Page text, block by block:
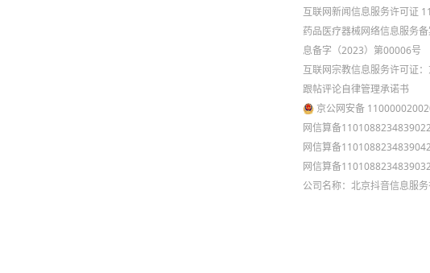
互联网新闻信息服务许可证
药品医疗器械网络信息服务
息备字（2023）第00006号
互联网宗教信息服务许可证
跟帖评论自律管理承诺书
京公网安备
网信算备
网信算备
网信算备
公司名称：北京抖音信息服